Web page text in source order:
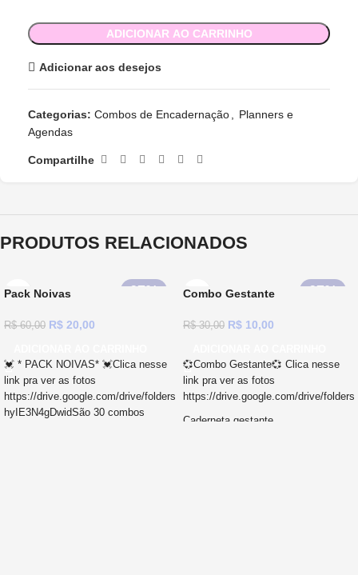
ADICIONAR AO CARRINHO
Adicionar aos desejos
Categorias: Combos de Encadernação, Planners e
Agendas
Compartilhe
PRODUTOS RELACIONADOS
67%
Pack Noivas
R$60,00 R$ 20,00
💓 * PACK NOIVAS* 💓Clica nesse
link pra ver as fotos
https://drive.google.com/drive/folders/1CvMsbG1DuhXPUd1JN9J-
hyIE3N4gDwidSão 30 combos
67%
Combo Gestante
R$30,00 R$ 10,00
💞Combo Gestante💞 Clica nesse
link pra ver as fotos
https://drive.google.com/drive/
Caderneta gestante